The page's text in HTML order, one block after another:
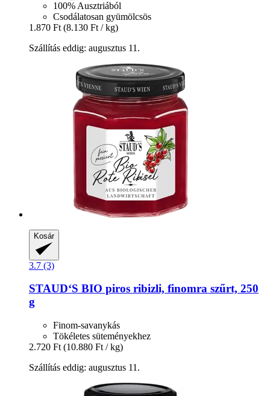
100% Ausztriából
Csodálatosan gyümölcsös
1.870 Ft (8.130 Ft / kg)
Szállítás eddig: augusztus 11.
Kosár
3.7 (3)
STAUD‘S BIO piros ribizli, finomra szűrt, 250
g
Finom-savanykás
Tökéletes süteményekhez
2.720 Ft (10.880 Ft / kg)
Szállítás eddig: augusztus 11.